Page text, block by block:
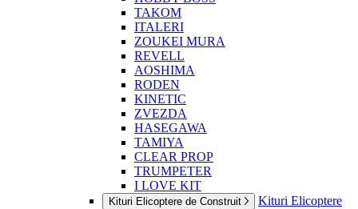
TAKOM
ITALERI
ZOUKEI MURA
REVELL
AOSHIMA
RODEN
KINETIC
ZVEZDA
HASEGAWA
TAMIYA
CLEAR PROP
TRUMPETER
I LOVE KIT
Kituri Elicoptere de Construit
Kituri Elicoptere